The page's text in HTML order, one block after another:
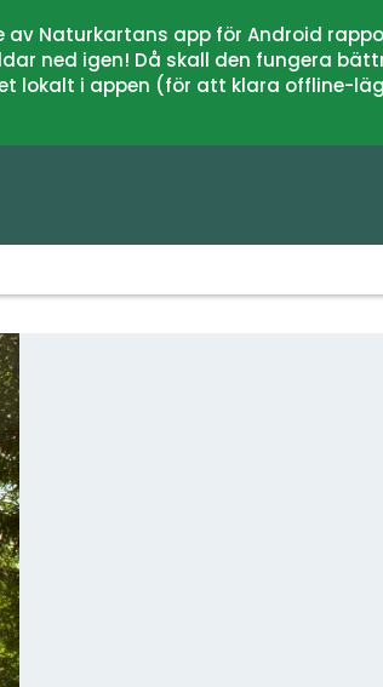
av Naturkartans app för Android
ned igen! Då skall den fungera
lokalt i appen (för att klara offline-